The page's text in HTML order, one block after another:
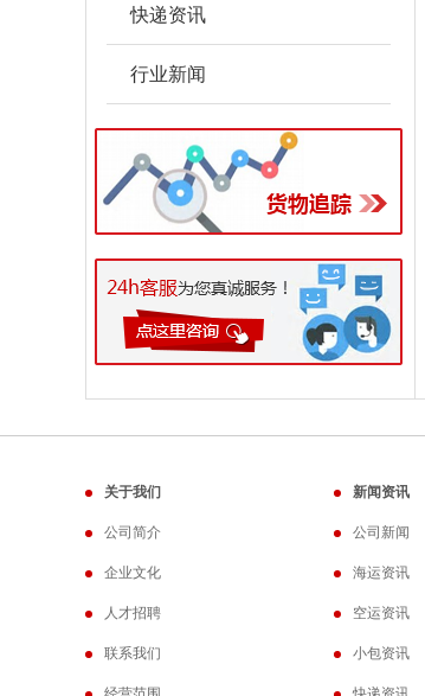
快递资讯
行业新闻
关于我们
公司简介
企业文化
人才招聘
联系我们
新闻资讯
公司新闻
海运资讯
空运资讯
小包资讯